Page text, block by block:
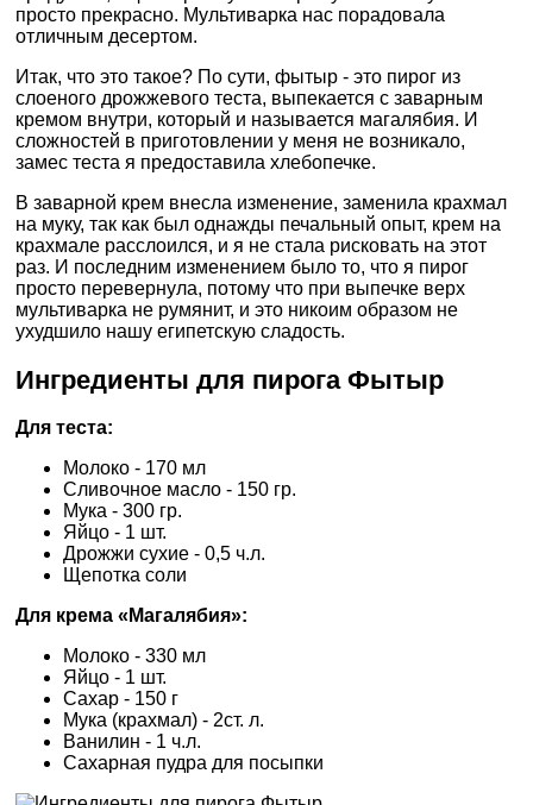
просто прекрасно. Мультиварка нас порадовала
отличным десертом.
Итак, что это такое? По сути, фытыр - это пирог из
слоеного дрожжевого теста, выпекается с заварным
кремом внутри, который и называется магалябия. И
сложностей в приготовлении у меня не возникало,
замес теста я предоставила хлебопечке.
В заварной крем внесла изменение, заменила крахмал
на муку, так как был однажды печальный опыт, крем на
крахмале расслоился, и я не стала рисковать на этот
раз. И последним изменением было то, что я пирог
просто перевернула, потому что при выпечке верх
мультиварка не румянит, и это никоим образом не
ухудшило нашу египетскую сладость.
Ингредиенты для пирога Фытыр
Для теста:
Молоко - 170 мл
Сливочное масло - 150 гр.
Мука - 300 гр.
Яйцо - 1 шт.
Дрожжи сухие - 0,5 ч.л.
Щепотка соли
Для крема «Магалябия»:
Молоко - 330 мл
Яйцо - 1 шт.
Сахар - 150 г
Мука (крахмал) - 2ст. л.
Ванилин - 1 ч.л.
Сахарная пудра для посыпки